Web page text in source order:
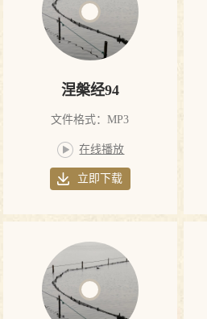
涅槃经94
文件格式：MP3
在线播放
立即下载